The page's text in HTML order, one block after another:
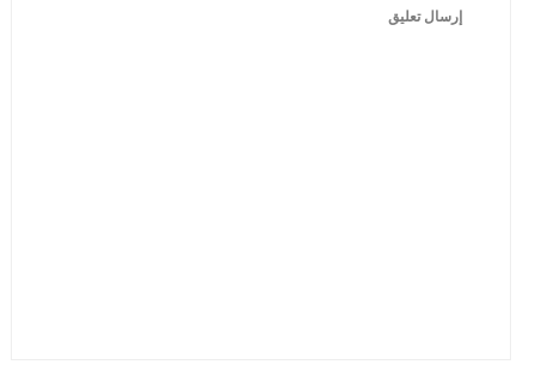
إرسال تعليق